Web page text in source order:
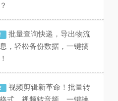
批量查询快递，导出物流
，轻松备份数据，一键搞
视频剪辑新革命！批量转